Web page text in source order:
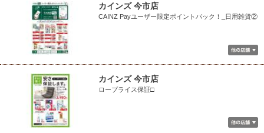
カインズ 今市店
CAINZ Payユーザー限定ポイントバック！_日用雑貨②
カインズ 今市店
ロープライス保証□